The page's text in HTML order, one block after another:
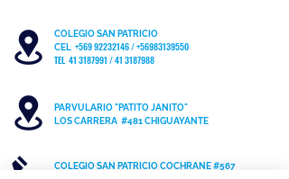
COLEGIO SAN PATRICIO
CEL +569 92232146/+56983139550
TEL 41 3187991 / 41 3187988
PARVULARIO "PATITO JANITO"
LOS CARRERA #481 CHIGUAYANTE
COLEGIO SAN PATRICIO COCHRANE #567